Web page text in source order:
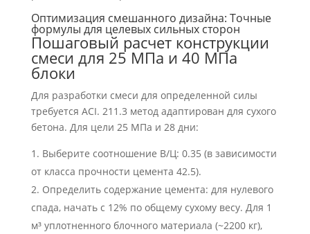
Оптимизация смешанного дизайна: Точные
формулы для целевых сильных сторон
Пошаговый расчет конструкции
смеси для 25 МПа и 40 МПа
блоки
Для разработки смеси для определенной силы
требуется ACI. 211.3 метод адаптирован для сухого
бетона. Для цели 25 МПа и 28 дни:
Выберите соотношение В/Ц: 0.35 (в зависимости
от класса прочности цемента 42.5).
Определить содержание цемента: для нулевого
спада, начать с 12% по общему сухому весу. Для 1
м³ уплотненного блочного материала (~2200 кг),